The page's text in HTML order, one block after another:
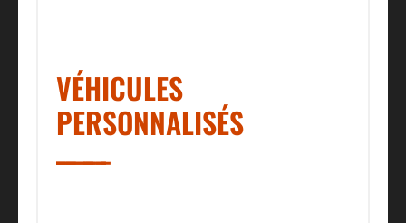
VÉHICULES
PERSONNALISÉS